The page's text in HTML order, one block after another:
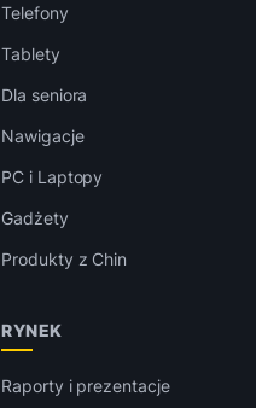
Telefony
Tablety
Dla seniora
Nawigacje
PC i Laptopy
Gadżety
Produkty z Chin
RYNEK
Raporty i prezentacje